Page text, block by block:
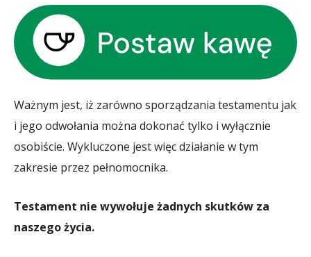
Ważnym jest, iż zarówno sporządzania testamentu jak
i jego odwołania można dokonać tylko i wyłącznie
osobiście. Wykluczone jest więc działanie w tym
zakresie przez pełnomocnika.
Testament nie wywołuje żadnych skutków za
naszego życia.